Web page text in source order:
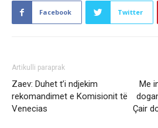
Facebook Twitter
Artikulli paraprak
Zaev: Duhet t’i ndjekim
rekomandimet e Komisionit të
Venecias
Me
Çair